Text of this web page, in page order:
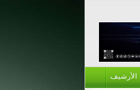
الأرشيف